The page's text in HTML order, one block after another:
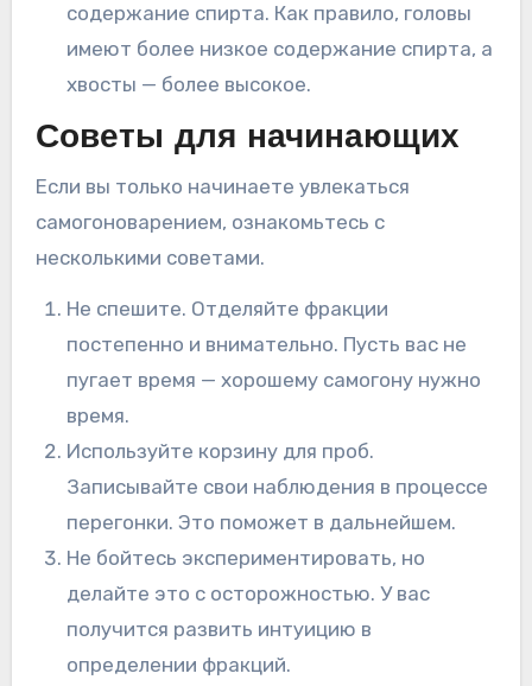
содержание спирта. Как правило, головы
имеют более низкое содержание спирта, а
хвосты — более высокое.
Советы для начинающих
Если вы только начинаете увлекаться
самогоноварением, ознакомьтесь с
несколькими советами.
Не спешите. Отделяйте фракции
постепенно и внимательно. Пусть вас не
пугает время — хорошему самогону нужно
время.
Используйте корзину для проб.
Записывайте свои наблюдения в процессе
перегонки. Это поможет в дальнейшем.
Не бойтесь экспериментировать, но
делайте это с осторожностью. У вас
получится развить интуицию в
определении фракций.